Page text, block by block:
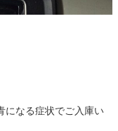
になる症状でご入庫い